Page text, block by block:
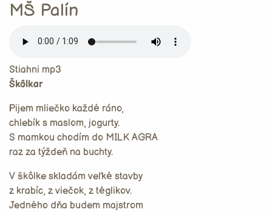
MŠ Palín
Stiahni mp3
Škôlkar
Pijem mliečko každé ráno,
chlebík s maslom, jogurty.
S mamkou chodím do MILK AGRA
raz za týždeň na buchty.
V škôlke skladám veľké stavby
z krabíc, z viečok, z téglikov.
Jedného dňa budem majstrom